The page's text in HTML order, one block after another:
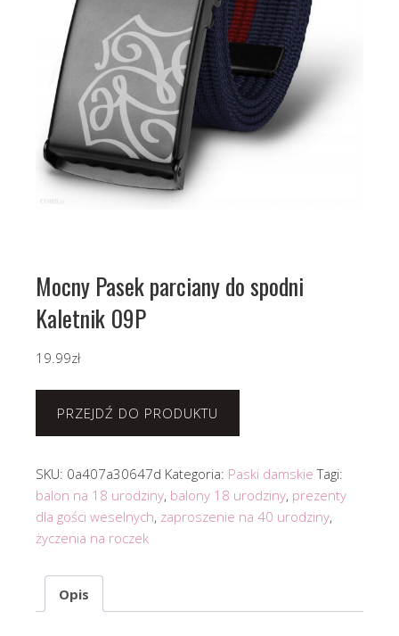
Mocny Pasek parciany do spodni
Kaletnik 09P
19.99zł
PRZEJDŹ DO PRODUKTU
SKU: 0a407a30647d Kategoria: Paski damskie Tagi:
balon na 18 urodziny, balony 18 urodziny, prezenty
dla gości weselnych, zaproszenie na 40 urodziny,
życzenia na roczek
Opis